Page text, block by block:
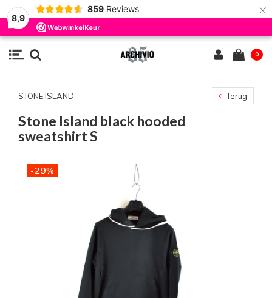
8,9
859 Reviews ×
0
STONE ISLAND Terug
Stone Island black hooded
sweatshirt S
-29%